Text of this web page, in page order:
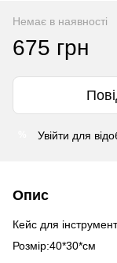
Немає в наявності
675 грн
Увійти для
Опис
Кейс для
Розмір:40*30*см